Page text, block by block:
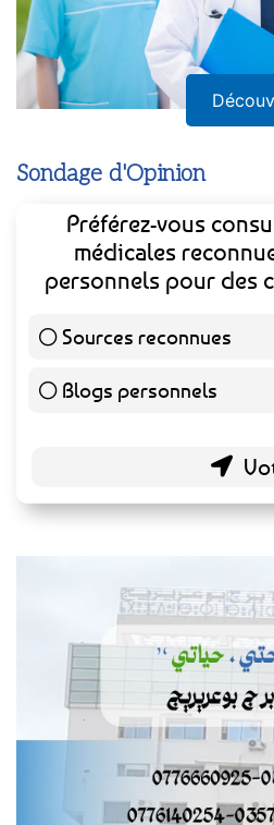
Sondage d'Opinion
Préférez-vous
médicales
personnels pour des
Sources reconnues
Blogs personnels